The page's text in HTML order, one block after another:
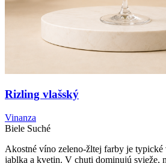
Rizling vlašský
Vinanza
Biele Suché
Akostné víno zeleno-žltej farby je
jablka a kvetin. V chuti dominujú svieže,